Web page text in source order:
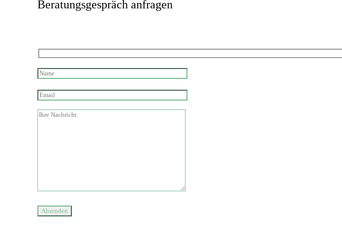
Beratungsgespräch anfragen